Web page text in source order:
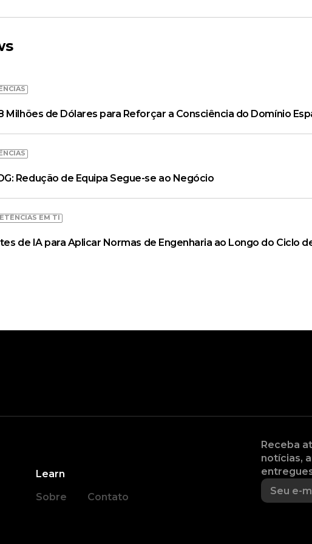
Milhões de Dólares para Reforçar a Consciência do Domínio
Redução de Equipa Segue-se ao Negócio
EM TI
de IA para Aplicar Normas de Engenharia ao Longo do Ciclo
Learn
Sobre
Contato
Receba
notícias,